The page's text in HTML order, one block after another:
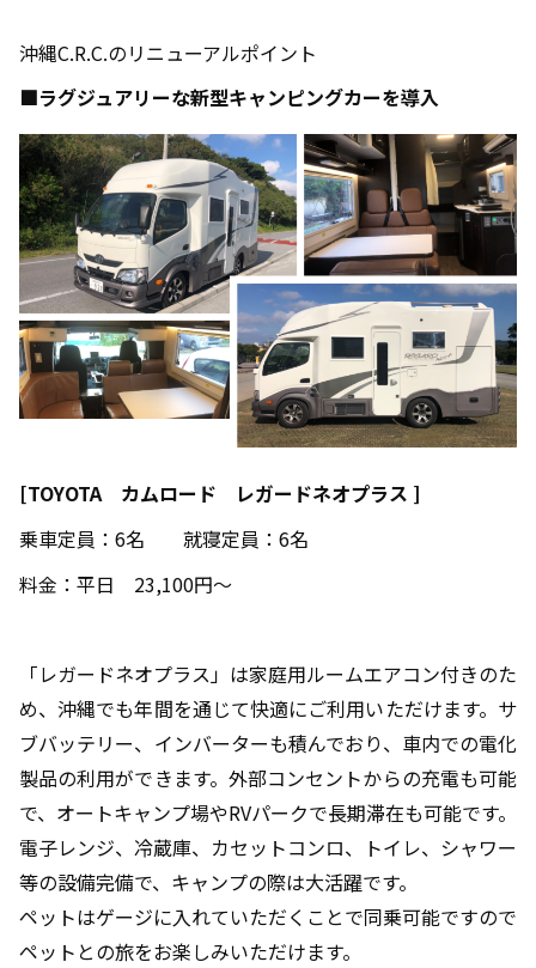
沖縄C.R.C.のリニューアルポイント
■ラグジュアリーな新型キャンピングカーを導入
[TOYOTAカムロード レガードネオプラス ]
乗車定員：6名 就寝定員：6名
料金：平日 23,100円～
「レガードネオプラス」は家庭用ルームエアコン付きのた
め、沖縄でも年間を通じて快適にご利用いただけます。サ
ブバッテリー、インバーターも積んでおり、車内での電化
製品の利用ができます。外部コンセントからの充電も可能
で、オートキャンプ場やRVパークで長期滞在も可能です。
電子レンジ、冷蔵庫、カセットコンロ、トイレ、シャワー
等の設備完備で、キャンプの際は大活躍です。
ペットはゲージに入れていただくことで同乗可能ですので
ペットとの旅をお楽しみいただけます。